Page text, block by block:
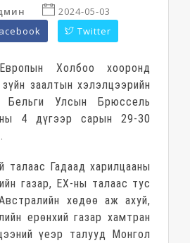
2024-05-03
Twitter
Холбоо хооронд
зүйн заалтын хэлэлцээрийн
Бельги Улсын Брюссель
4 дүгээр сарын 29-30
талаас Гадаад харилцааны
газар, ЕХ-ны талаас тус
хөдөө аж ахуй,
ерөнхий газар хамтран
үеэр талууд Монгол